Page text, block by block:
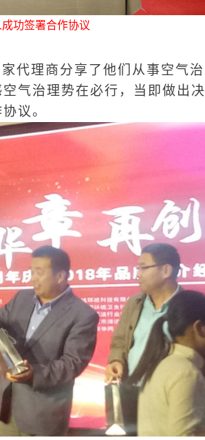
功签署合作协议
代理商分享了他们从事空气治
气治理势在必行，当即做出决
议。